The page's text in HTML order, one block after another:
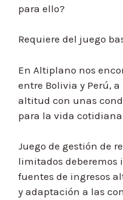
para ello?
Requiere del juego
En Altiplano nos
entre Bolivia y Perú,
altitud con unas
para la vida
Juego de gestión de
limitados deberemos
fuentes de ingresos
y adaptación a las